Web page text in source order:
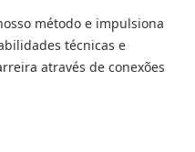
método e impulsiona
técnicas e
através de conexões